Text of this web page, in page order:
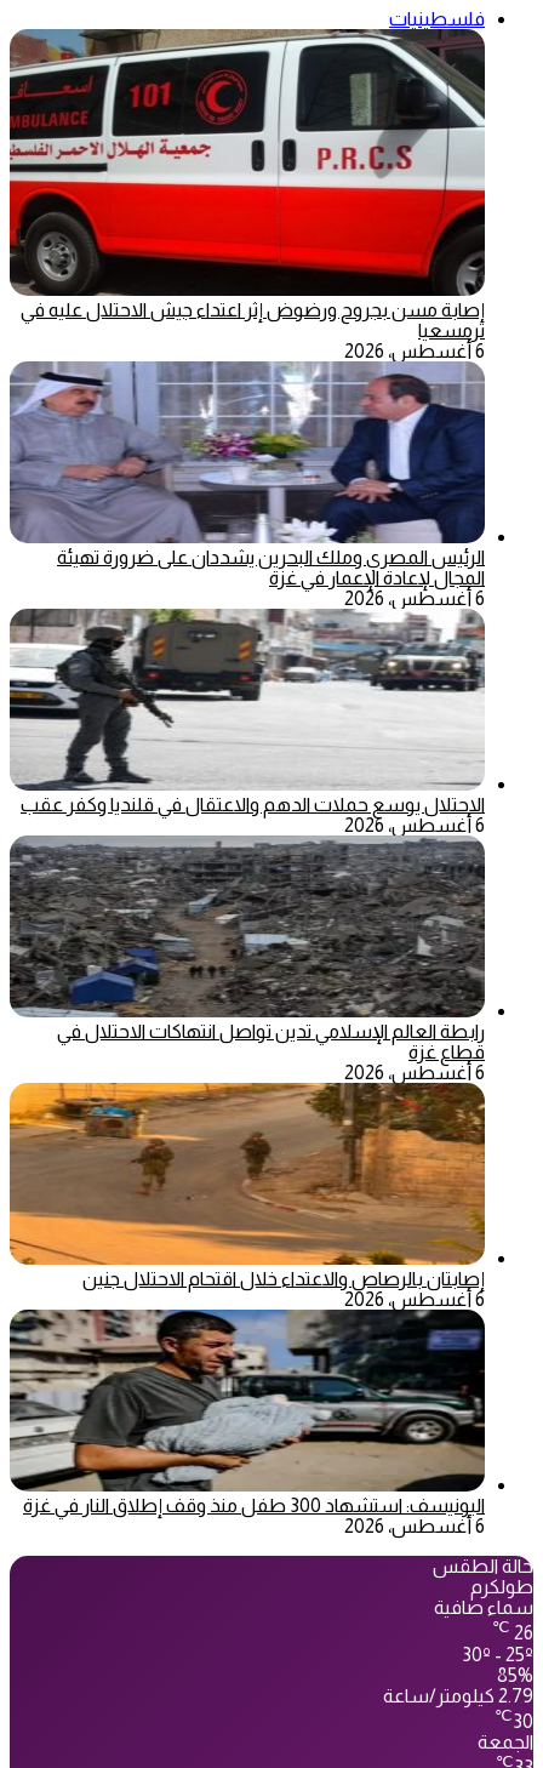
فلسطينيات
إصابة مسن بجروح ورضوض إثر اعتداء جيش الاحتلال عليه في
ترمسعيا
6 أغسطس، 2026
الرئيس المصري وملك البحرين يشددان على ضرورة تهيئة
المجال لإعادة الإعمار في غزة
6 أغسطس، 2026
الاحتلال يوسع حملات الدهم والاعتقال في قلنديا وكفر عقب
6 أغسطس، 2026
رابطة العالم الإسلامي تدين تواصل انتهاكات الاحتلال في
قطاع غزة
6 أغسطس، 2026
إصابتان بالرصاص والاعتداء خلال اقتحام الاحتلال جنين
6 أغسطس، 2026
اليونيسف: استشهاد 300 طفل منذ وقف إطلاق النار في غزة
6 أغسطس، 2026
حالة الطقس
طولكرم
سماء صافية
26
℃
30º - 25º
85%
2.79 كيلومتر/ساعة
30
℃
الجمعة
℃